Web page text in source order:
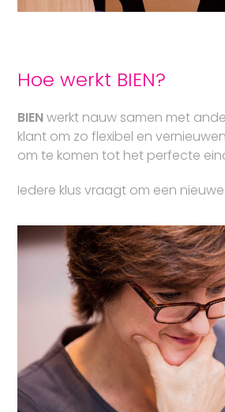
Hoe werkt BIEN?
BIENwerkt nauw samen met
klant om zo flexibel en
om te komen tot het perfecte
Iedere klus vraagt om een